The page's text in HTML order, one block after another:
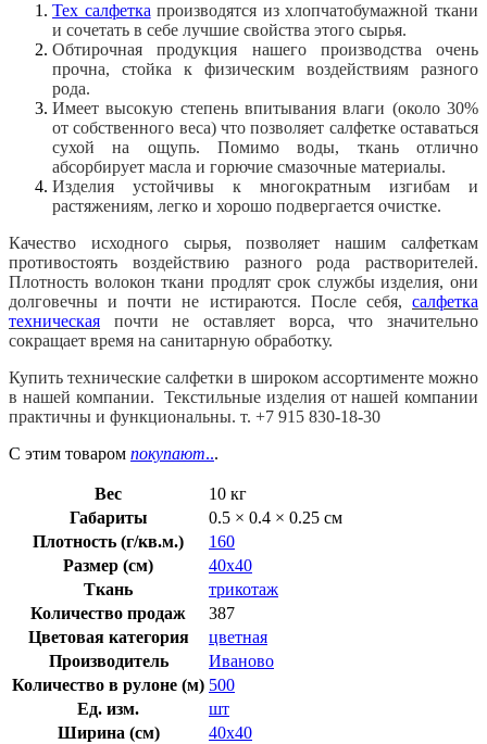
Тех салфетка производятся из хлопчатобумажной ткани
и сочетать в себе лучшие свойства этого сырья.
Обтирочная продукция нашего производства очень
прочна, стойка к физическим воздействиям разного
рода.
Имеет высокую степень впитывания влаги (около 30%
от собственного веса) что позволяет салфетке оставаться
сухой на ощупь. Помимо воды, ткань отлично
абсорбирует масла и горючие смазочные материалы.
Изделия устойчивы к многократным изгибам и
растяжениям, легко и хорошо подвергается очистке.
Качество исходного сырья, позволяет нашим салфеткам
противостоять воздействию разного рода растворителей.
Плотность волокон ткани продлят срок службы изделия, они
долговечны и почти не истираются. После себя, салфетка
техническая почти не оставляет ворса, что значительно
сокращает время на санитарную обработку.
Купить технические салфетки в широком ассортименте можно
в нашей компании. Текстильные изделия от нашей компании
практичны и функциональны. т. +7 915 830-18-30
С этим товаром покупают...
Вес
10 кг
Габариты
0.5 × 0.4 × 0.25 см
Плотность (г/кв.м.)
160
Размер (см)
40х40
Ткань
трикотаж
Количество продаж
387
Цветовая категория
цветная
Производитель
Иваново
Количество в рулоне (м) 500
Ед. изм.
шт
Ширина (см)
40х40